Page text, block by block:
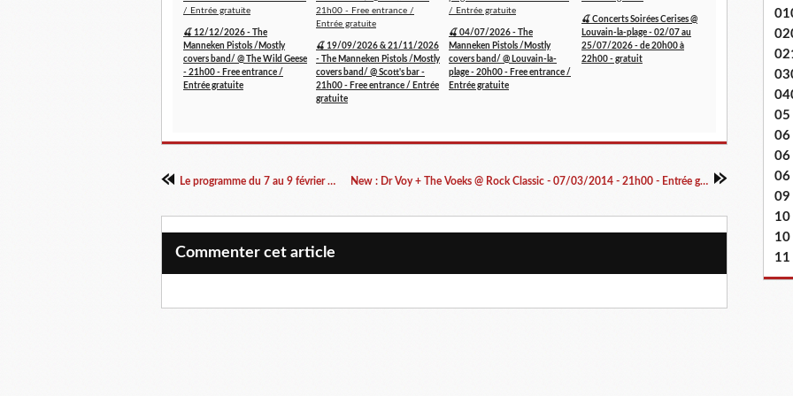
🍒 12/12/2026 - The
Manneken Pistols /Mostly
covers band/ @ The Wild Geese
- 21h00 - Free entrance /
Entrée gratuite
🍒 19/09/2026 & 21/11/2026
- The Manneken Pistols /Mostly
covers band/ @ Scott's bar -
21h00 - Free entrance / Entrée
gratuite
🍒 04/07/2026 - The
Manneken Pistols /Mostly
covers band/ @ Louvain-la-
plage - 20h00 - Free entrance /
Entrée gratuite
🍒 Concerts Soirées Cerises @
Louvain-la-plage - 02/07 au
25/07/2026 - de 20h00 à
22h00 - gratuit
Le programme du 7 au 9 février 2014 New : Dr Voy + The Voeks @ Rock Classic - 07/03/2014 - 21h00 - Entrée gratuite !
Commenter cet article
05
06
06
06
09
10
10
11